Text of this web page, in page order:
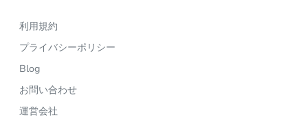
利用規約
プライバシーポリシー
Blog
お問い合わせ
運営会社